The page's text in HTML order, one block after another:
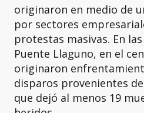
originaron en medio de
por sectores
protestas masivas. En
Puente Llaguno, en el
originaron
disparos provenientes
que dejó al menos 19